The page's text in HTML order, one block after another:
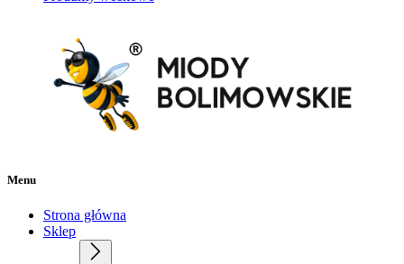
Menu
Strona główna
Sklep